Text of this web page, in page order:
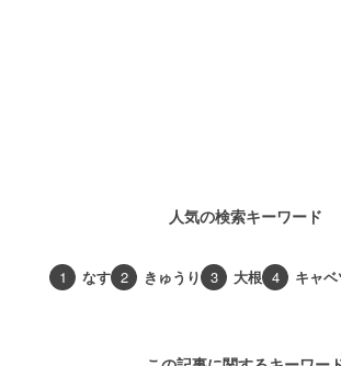
人気の検索キーワード
1 なす 2 きゅうり 3 大根 4 キャベ